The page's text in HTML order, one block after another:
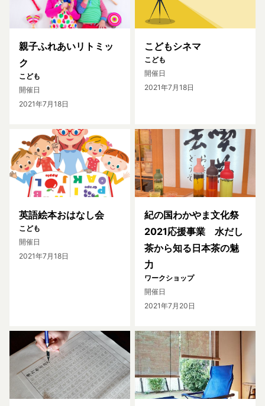
親子ふれあいリトミッ
ク
こども
開催日
2021年7月18日
こどもシネマ
こども
開催日
2021年7月18日
英語絵本おはなし会
こども
開催日
2021年7月18日
紀の国わかやま文化祭
2021応援事業 水だし
茶から知る日本茶の魅
力
ワークショップ
開催日
2021年7月20日